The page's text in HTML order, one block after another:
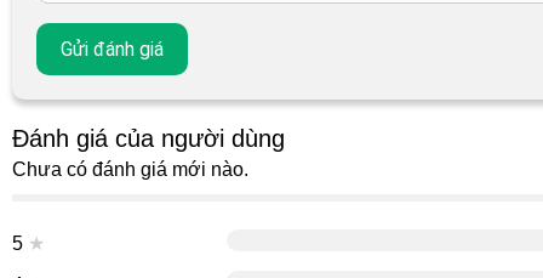
Đánh giá của người dùng
Chưa có đánh giá mới nào.
5 ★